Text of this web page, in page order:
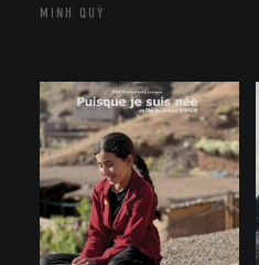
MINH QUÝ